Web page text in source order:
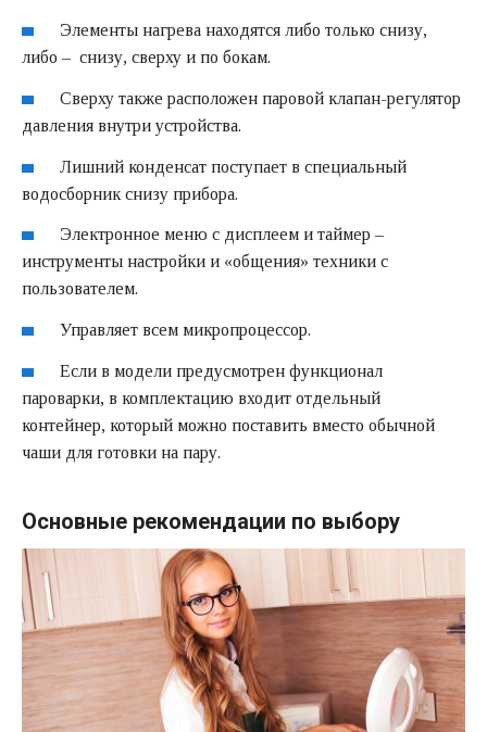
Элементы нагрева находятся либо только снизу,
либо – снизу, сверху и по бокам.
Сверху также расположен паровой клапан-регулятор
давления внутри устройства.
Лишний конденсат поступает в специальный
водосборник снизу прибора.
Электронное меню с дисплеем и таймер –
инструменты настройки и «общения» техники с
пользователем.
Управляет всем микропроцессор.
Если в модели предусмотрен функционал
пароварки, в комплектацию входит отдельный
контейнер, который можно поставить вместо обычной
чаши для готовки на пару.
Основные рекомендации по выбору